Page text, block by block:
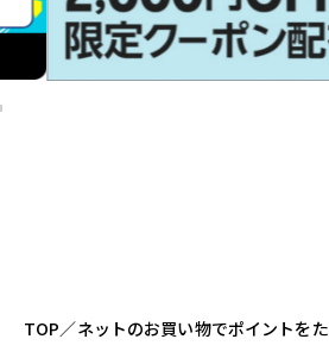
TOP／ネットのお買い物でポイントを